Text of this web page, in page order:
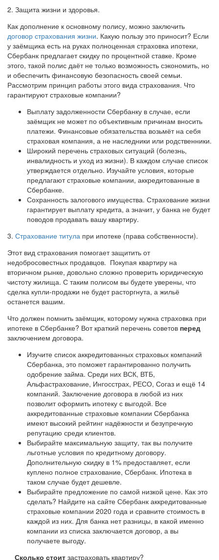
2. Защита жизни и здоровья.
Как дополнение к основному полису, можно заключить
договор страхования жизни. Какую пользу это приносит? Если
у заёмщика есть на руках полноценная страховка ипотеки,
Сбербанк предлагает скидку по процентной ставке. Кроме
этого, такой полис даёт не только возможность сэкономить, но
и обеспечить финансовую безопасность своей семьи.
Рассмотрим принцип работы этого вида страхования. Что
гарантируют страховые компании?
Выплату задолженности Сбербанку в случае, если
заёмщик не может по объективным причинам вносить
платежи. Финансовые обязательства возьмёт на себя
страховая компания, а не наследники или родственники.
Широкий перечень страховых ситуаций (болезнь,
инвалидность и уход из жизни). В каждом случае список
утверждается отдельно. Изучайте условия, которые
предлагают страховые компании, аккредитованные в
Сбербанке.
Сохранность залогового имущества. Страхование жизни
гарантирует выплату кредита, а значит, у банка не будет
поводов продавать вашу квартиру.
3. Страхование титула при ипотеке (права собственности).
Этот вид страхования помогает защитить от
недобросовестных продавцов. Покупая квартиру на
вторичном рынке, довольно сложно проверить юридическую
чистоту жилища. С таким полисом вы будете уверены, что
сделка купли-продажи не будет расторгнута, а жильё
останется вашим.
Что должен помнить заёмщик, которому нужна страховка при
ипотеке в Сбербанке? Вот краткий перечень советов перед
заключением договора.
Изучите список аккредитованных страховых компаний
Сбербанка, это поможет гарантированно получить
одобрение займа. Среди них ВСК, ВТБ,
Альфастрахование, Ингосстрах, РЕСО, Согаз и ещё 14
компаний. Заключение договора в любой из них
позволит оформить ипотеку с выгодой. Все
аккредитованные страховые компании Сбербанка
имеют высокий рейтинг надёжности и безупречную
репутацию среди клиентов.
Выбирайте максимальную защиту, так вы получите
льготные условия по кредитному договору.
Дополнительную скидку в 1% предоставляет, если
куплено полное страхование, Сбербанк. Ипотека в
таком случае будет дешевле.
Выбирайте предложение по самой низкой цене. Как это
сделать? Найдите на сайте Сбербанк аккредитованные
страховые компании 2020 года и сравните стоимость в
каждой из них. Для банка нет разницы, в какой именно
компании из списка заключается договор, а вы
получаете выгоду.
Сколько стоит застраховать квартиру?